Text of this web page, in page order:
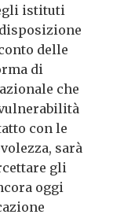
istituti
delle
di
che
con le
sarà
gli
oggi